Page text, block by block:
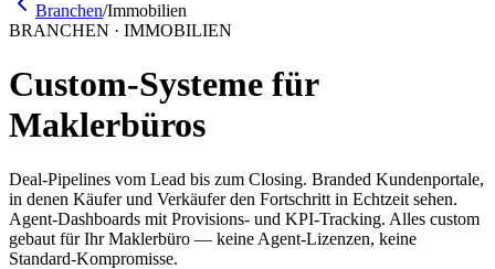
Branchen/Immobilien
BRANCHEN · IMMOBILIEN
Custom-Systeme für
Maklerbüros
Deal-Pipelines vom Lead bis zum Closing. Branded Kundenportale,
in denen Käufer und Verkäufer den Fortschritt in Echtzeit sehen.
Agent-Dashboards mit Provisions- und KPI-Tracking. Alles custom
gebaut für Ihr Maklerbüro — keine Agent-Lizenzen, keine
Standard-Kompromisse.